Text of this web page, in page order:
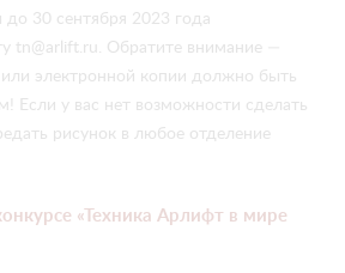
30 сентября 2023 года
tn@arlift.ru. Обратите внимание —
электронной копии должно быть
Если у вас нет возможности сделать
рисунок в любое отделение
«Техника Арлифт в мире